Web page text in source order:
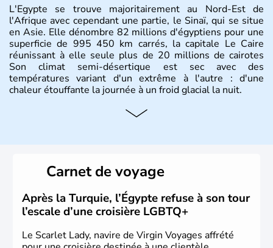
L'Egypte se trouve majoritairement au Nord-Est de
l'Afrique avec cependant une partie, le Sinaï, qui se situe
en Asie. Elle dénombre 82 millions d'égyptiens pour une
superficie de 995 450 km carrés, la capitale Le Caire
réunissant à elle seule plus de 20 millions de cairotes
Son climat semi-désertique est sec avec des
températures variant d'un extrême à l'autre : d'une
chaleur étouffante la journée à un froid glacial la nuit.
Histoire et administration
passé sont connues pour leur culture et leurs
technologies très en avance sur le reste du monde. Après
avoir été occupée par divers peuples comme les perses et
les grecs, cette république démocratique se développe
sous la domination arabe au VIIème siècle et en garde sa
langue officielle.
Carnet de voyage
Après la Turquie, l’Égypte refuse à son tour
l’escale d’une croisière LGBTQ+
Le Scarlet Lady, navire de Virgin Voyages affrété